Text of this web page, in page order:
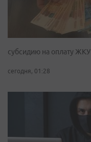
субсидию на оплату ЖКУ
сегодня, 01:28